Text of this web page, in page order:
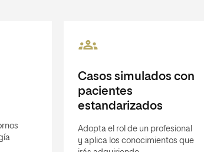
Casos simulados con
pacientes
estandarizados
Adopta el rol de un profesional
y aplica los conocimientos que